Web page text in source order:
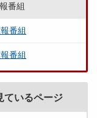
番組
番組
番組
ているページ